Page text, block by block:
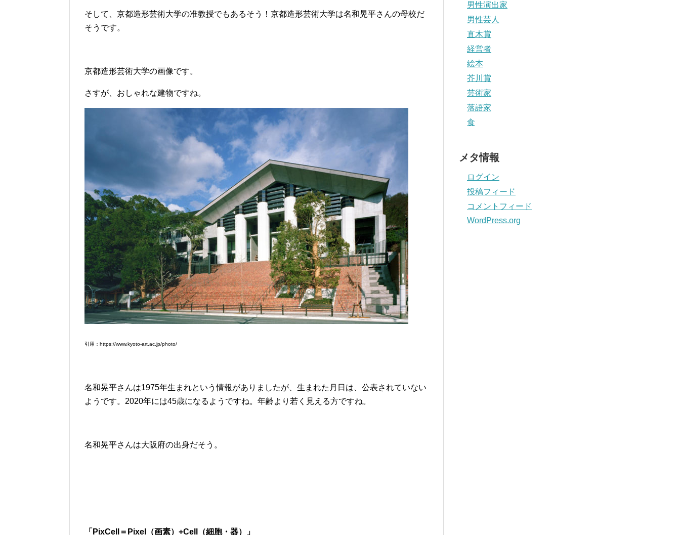
そして、京都造形芸術大学の准教授でもあるそう！京都造形芸術大学は名和晃平さんの母校だ
そうです。
京都造形芸術大学の画像です。
さすが、おしゃれな建物ですね。
引用：https://www.kyoto-art.ac.jp/photo/
名和晃平さんは1975年生まれという情報がありましたが、生まれた月日は、公表されていない
ようです。2020年には45歳になるようですね。年齢より若く見える方ですね。
名和晃平さんは大阪府の出身だそう。
「PixCell＝Pixel（画素）+Cell（細胞・器）」
男性演出家
男性芸人
直木賞
経営者
絵本
芥川賞
芸術家
落語家
食
メタ情報
ログイン
投稿フィード
コメントフィード
WordPress.org